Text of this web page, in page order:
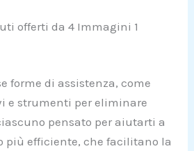
offerti da 4 Immagini 1
forme di assistenza, come
e strumenti per eliminare
pensato per aiutarti a
più efficiente, che facilitano la